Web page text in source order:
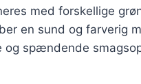
med forskellige
en sund og farverig
spændende